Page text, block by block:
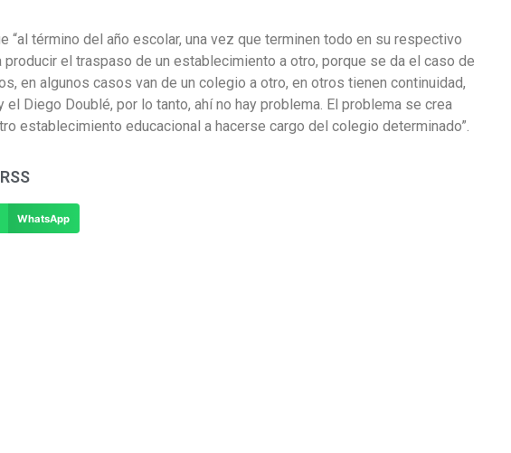
“al término del año escolar, una vez que terminen todo en su respectivo
el traspaso de un establecimiento a otro, porque se da el caso de
en algunos casos van de un colegio a otro, en otros tienen continuidad,
Diego Doublé, por lo tanto, ahí no hay problema. El problema se crea
establecimiento educacional a hacerse cargo del colegio determinado”.
WhatsApp